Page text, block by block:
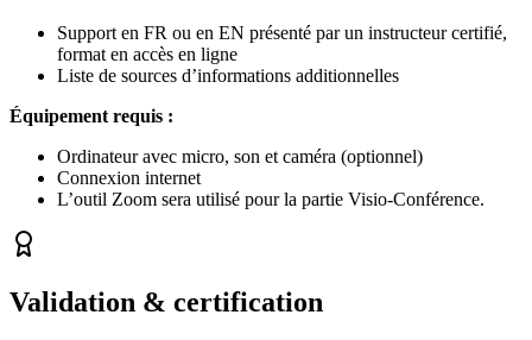
Support en FR ou en EN présenté par un instructeur certifié,
format en accès en ligne
Liste de sources d’informations additionnelles
Équipement requis :
Ordinateur avec micro, son et caméra (optionnel)
Connexion internet
L’outil Zoom sera utilisé pour la partie Visio-Conférence.‍
Validation & certification